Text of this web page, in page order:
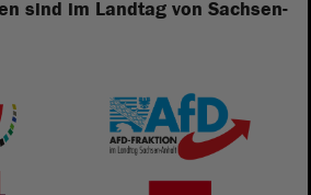
sind im Landtag von Sachsen-